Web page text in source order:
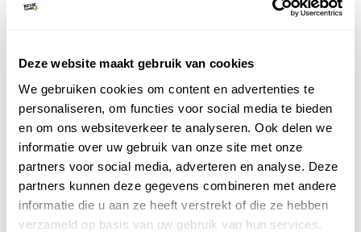
Deze website maakt gebruik van cookies
We gebruiken cookies om content en advertenties te
personaliseren, om functies voor social media te bieden
en om ons websiteverkeer te analyseren. Ook delen we
informatie over uw gebruik van onze site met onze
partners voor social media, adverteren en analyse. Deze
partners kunnen deze gegevens combineren met andere
informatie die u aan ze heeft verstrekt of die ze hebben
verzameld op basis van uw gebruik van hun services.
In totaal is deze route 125 kilometer lang en verdeeld